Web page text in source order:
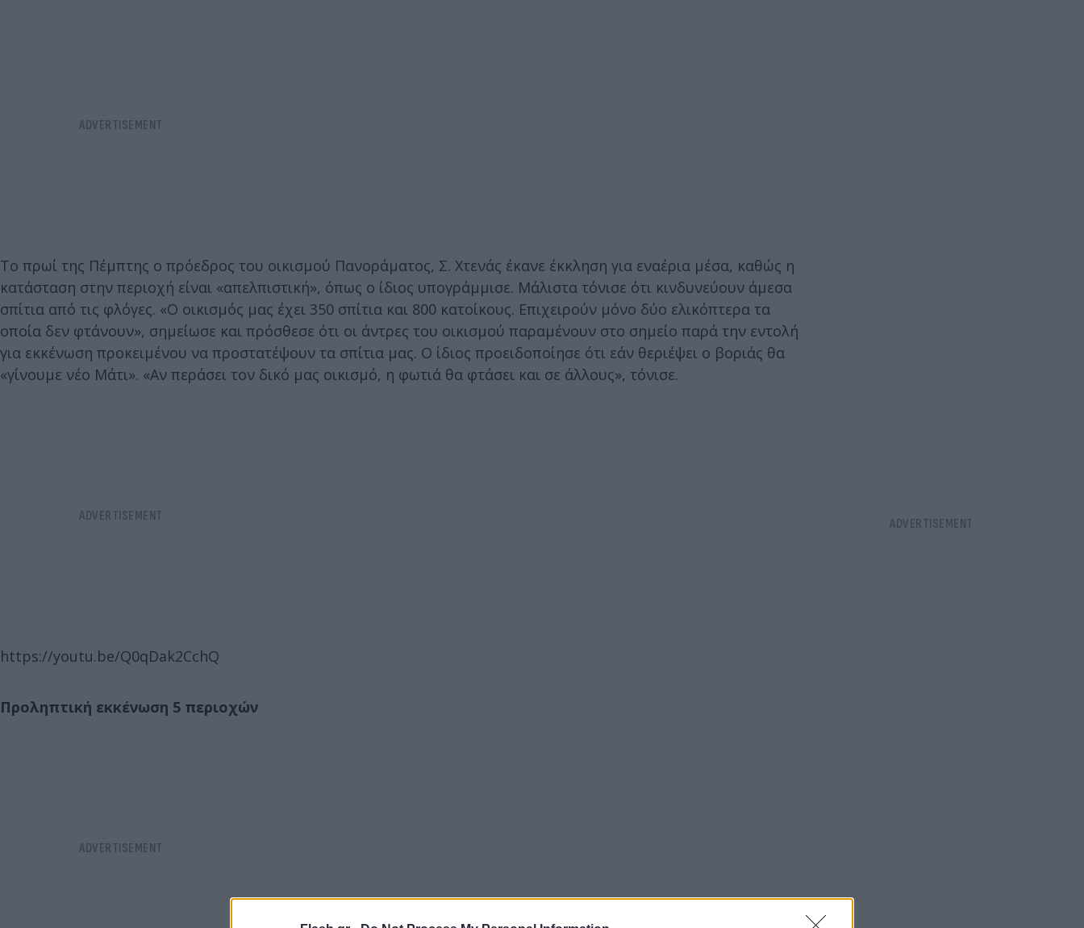
Το πρωί της Πέμπτης ο πρόεδρος του οικισμού Πανοράματος, Σ. Χτενάς έκανε έκκληση για εναέρια μέσα, καθώς η
κατάσταση στην περιοχή είναι «απελπιστική», όπως ο ίδιος υπογράμμισε. Μάλιστα τόνισε ότι κινδυνεύουν άμεσα
σπίτια από τις φλόγες. «Ο οικισμός μας έχει 350 σπίτια και 800 κατοίκους. Επιχειρούν μόνο δύο ελικόπτερα τα
οποία δεν φτάνουν», σημείωσε και πρόσθεσε ότι οι άντρες του οικισμού παραμένουν στο σημείο παρά την εντολή
για εκκένωση προκειμένου να προστατέψουν τα σπίτια μας. Ο ίδιος προειδοποίησε ότι εάν θεριέψει ο βοριάς θα
«γίνουμε νέο Μάτι». «Αν περάσει τον δικό μας οικισμό, η φωτιά θα φτάσει και σε άλλους», τόνισε.
https://youtu.be/Q0qDak2CchQ
Προληπτική εκκένωση 5 περιοχών